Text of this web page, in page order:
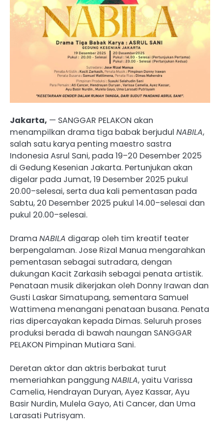
Jakarta, — SANGGAR PELAKON akan
menampilkan drama tiga babak berjudul NABILA,
salah satu karya penting maestro sastra
Indonesia Asrul Sani, pada 19–20 Desember 2025
di Gedung Kesenian Jakarta. Pertunjukan akan
digelar pada Jumat, 19 Desember 2025 pukul
20.00–selesai, serta dua kali pementasan pada
Sabtu, 20 Desember 2025 pukul 14.00–selesai dan
pukul 20.00–selesai.
Drama NABILA digarap oleh tim kreatif teater
berpengalaman. Jose Rizal Manua mengarahkan
pementasan sebagai sutradara, dengan
dukungan Kacit Zarkasih sebagai penata artistik.
Penataan musik dikerjakan oleh Donny Irawan dan
Gusti Laskar Simatupang, sementara Samuel
Wattimena menangani penataan busana. Penata
rias dipercayakan kepada Dimas. Seluruh proses
produksi berada di bawah naungan SANGGAR
PELAKON Pimpinan Mutiara Sani.
Deretan aktor dan aktris berbakat turut
memeriahkan panggung NABILA, yaitu Varissa
Camelia, Hendrayan Duryan, Ayez Kassar, Ayu
Basir Nurdin, Mulela Gayo, Ati Cancer, dan Uma
Larasati Putrisyam.